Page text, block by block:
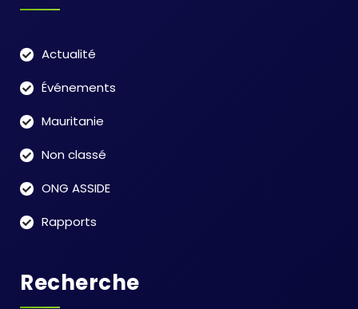
Actualité
Événements
Mauritanie
Non classé
ONG ASSIDE
Rapports
Recherche